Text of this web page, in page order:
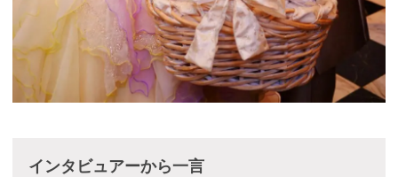
インタビュアーから一言